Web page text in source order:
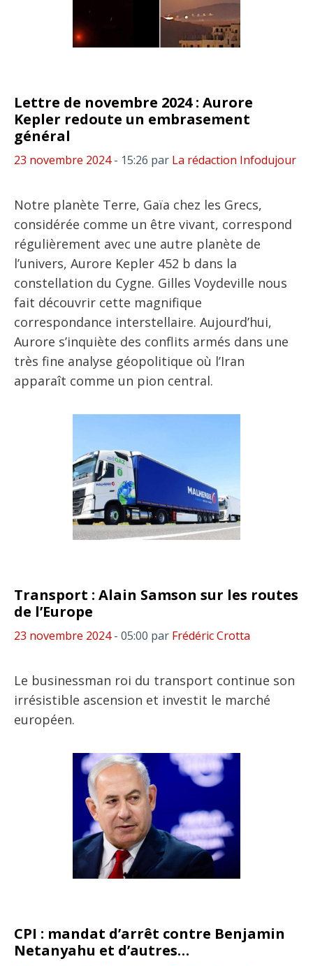
Lettre de novembre 2024 : Aurore
Kepler redoute un embrasement
général
23 novembre 2024- 15:26 par La rédaction Infodujour
Notre planète Terre, Gaïa chez les Grecs,
considérée comme un être vivant, correspond
régulièrement avec une autre planète de
l’univers, Aurore Kepler 452 b dans la
constellation du Cygne. Gilles Voydeville nous
fait découvrir cette magnifique
correspondance interstellaire. Aujourd’hui,
Aurore s’inquiète des conflits armés dans une
très fine analyse géopolitique où l’Iran
apparaît comme un pion central.
Transport : Alain Samson sur les routes
de l’Europe
23 novembre 2024- 05:00 par Frédéric Crotta
Le businessman roi du transport continue son
irrésistible ascension et investit le marché
européen.
CPI : mandat d’arrêt contre Benjamin
Netanyahu et d’autres…